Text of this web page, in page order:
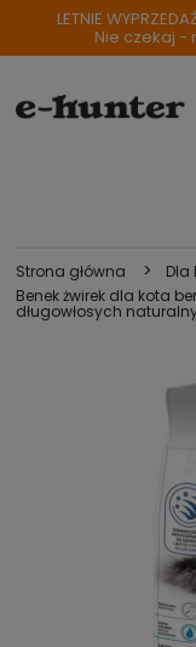
LETNIE
Nie czekaj -
Strona główna > Dla
Benek żwirek dla kota
długowłosych